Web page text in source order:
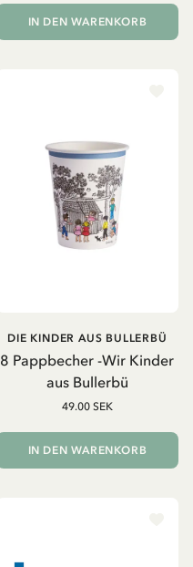
IN DEN WARENKORB
8 Pappbecher -Wir Kinder
aus Bullerbü
DIE KINDER AUS BULLERBÜ
49.00 SEK
IN DEN WARENKORB